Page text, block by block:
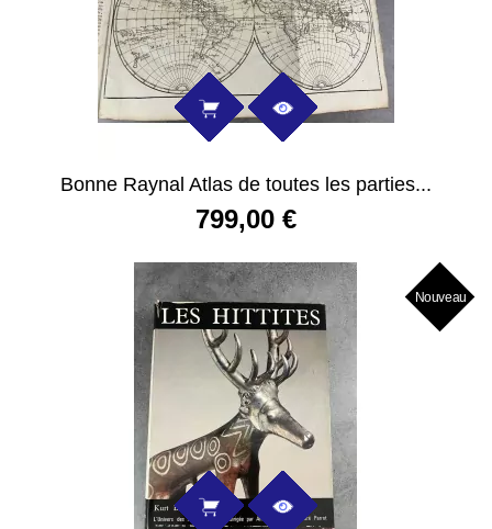
Bonne Raynal Atlas de toutes les parties...
799,00 €
Nouveau